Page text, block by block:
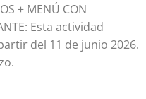
+ MENÚ CON
Esta actividad
del 11 de junio 2026.